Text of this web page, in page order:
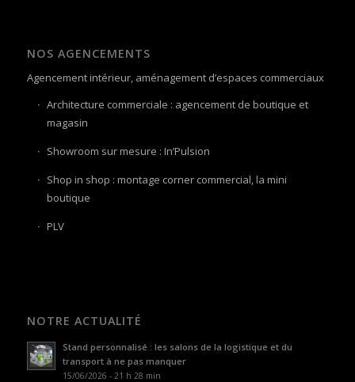
NOS AGENCEMENTS
Agencement intérieur, aménagement d’espaces commerciaux
Architecture commerciale : agencement de boutique et
magasin
Showroom sur mesure : In’Pulsion
Shop in shop : montage corner commercial, la mini
boutique
PLV
NOTRE ACTUALITÉ
Stand personnalisé : les salons de la logistique et du
transport à ne pas manquer
15/06/2026 - 21 h 28 min